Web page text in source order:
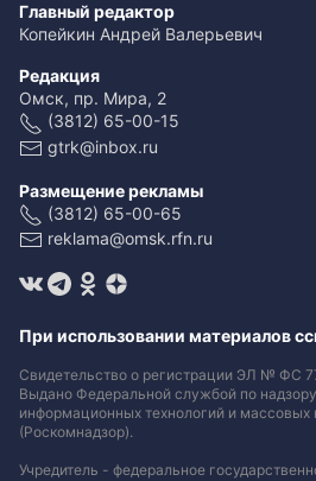
Главный редактор
Копейкин Андрей Валерьевич
Редакция
Омск, пр. Мира, 2
(3812) 65-00-15
gtrk@inbox.ru
Размещение рекламы
(3812) 65-00-65
reklama@omsk.rfn.ru
При использовании материалов
Свидетельство о регистрации ЭЛ № ФС
Выдано Федеральной службой по
информационных технологий и массовых
(Роскомнадзор).
Учредитель - федеральное